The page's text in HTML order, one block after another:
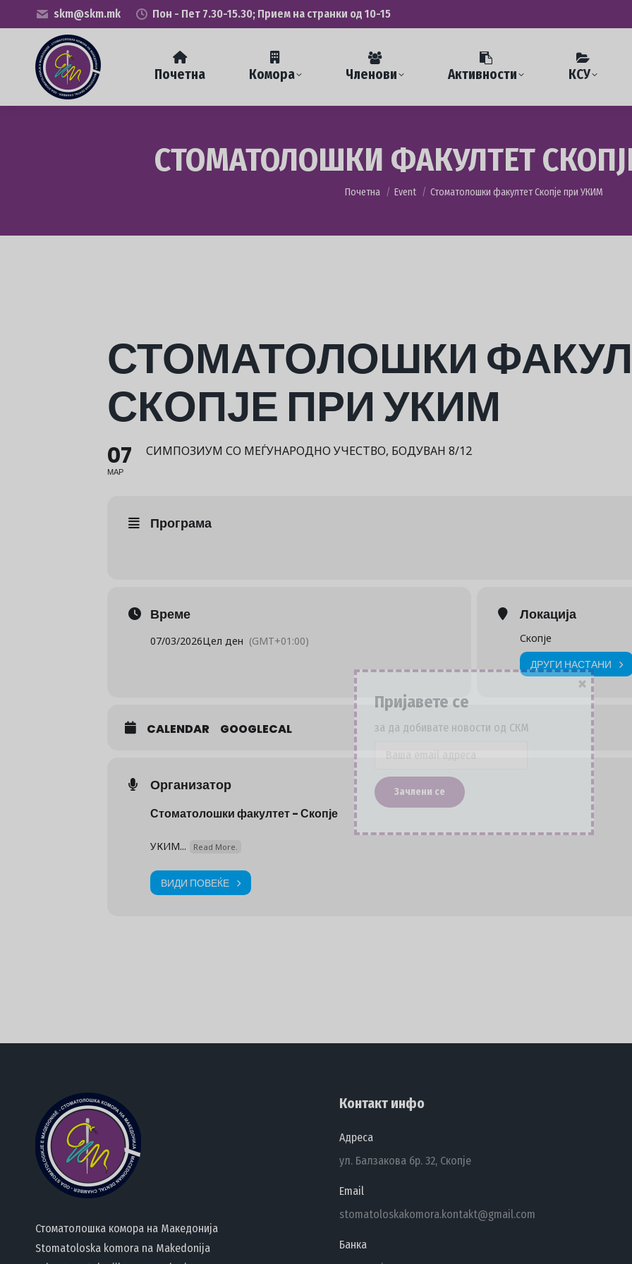
skm@skm.mk Пон - Пет 7.30-15.30; Прием на странки од 10-15
Почетна Комора Членови Активности КСУ
СТОМАТОЛОШКИ ФАКУЛТЕТ
You are here:
Почетна Event Стоматолошки факултет Скопје при УКИМ
СТОМАТОЛОШКИ
СКОПЈЕ ПРИ УКИМ
07
МАР
СИМПОЗИУМ СО МЕЃУНАРОДНО УЧЕСТВО, БОДУВАН 8/12
Програма
Време
07/03/2026Цел ден (GMT+01:00)
Локација
Скопје
ДРУГИ НАСТАНИ
CALENDAR GOOGLECAL
Организатор
Стоматолошки факултет - Скопје
УКИМ... Read More.
ВИДИ ПОВЕЌЕ
Стоматолошка комора на Македонија
Stomatoloska komora na Makedonija
Контакт инфо
Адреса
ул. Балзакова бр. 32, Скопје
Email
stomatoloskakomora.kontakt@gmail.com
Банка
Пријавете се
за да добивате новости од СКМ
×